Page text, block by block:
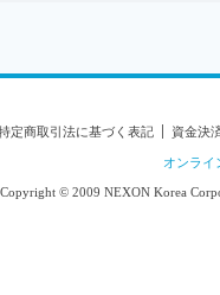
定商取引法に基づく表記 資金決
オンライ
Copyright © 2009 NEXON Korea